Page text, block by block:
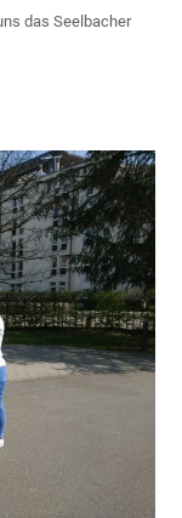
das Seelbacher